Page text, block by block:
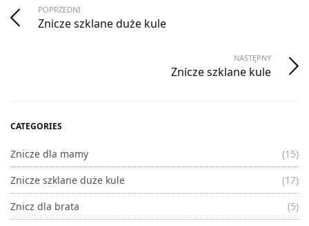
POPRZEDNI
Znicze szklane duże kule
NASTĘPNY
Znicze szklane kule
CATEGORIES
Znicze dla mamy
(15)
Znicze szklane duże kule
(17)
Znicz dla brata
(5)